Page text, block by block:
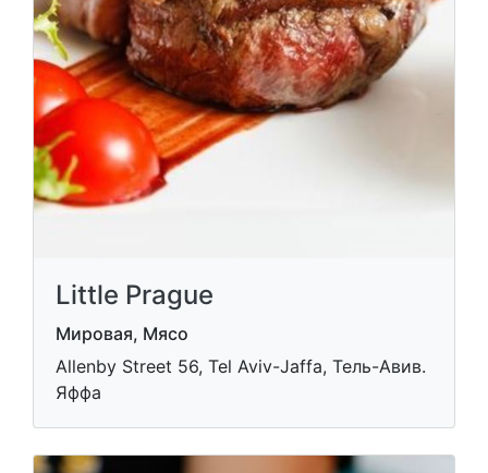
Little Prague
Мировая, Мясо
Allenby Street 56, Tel Aviv-Jaffa, Тель-Авив.